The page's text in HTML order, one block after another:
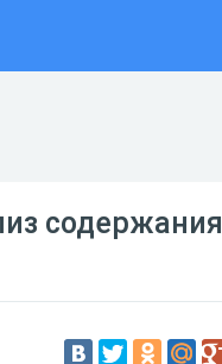
содержания